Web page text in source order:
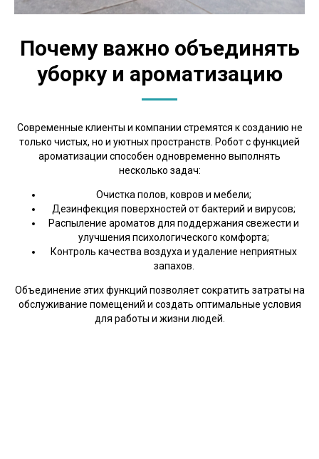
Почему важно объединять
уборку и ароматизацию
Современные клиенты и компании стремятся к созданию не
только чистых, но и уютных пространств. Робот с функцией
ароматизации способен одновременно выполнять
несколько задач:
Очистка полов, ковров и мебели;
Дезинфекция поверхностей от бактерий и вирусов;
Распыление ароматов для поддержания свежести и
улучшения психологического комфорта;
Контроль качества воздуха и удаление неприятных
запахов.
Объединение этих функций позволяет сократить затраты на
обслуживание помещений и создать оптимальные условия
для работы и жизни людей.